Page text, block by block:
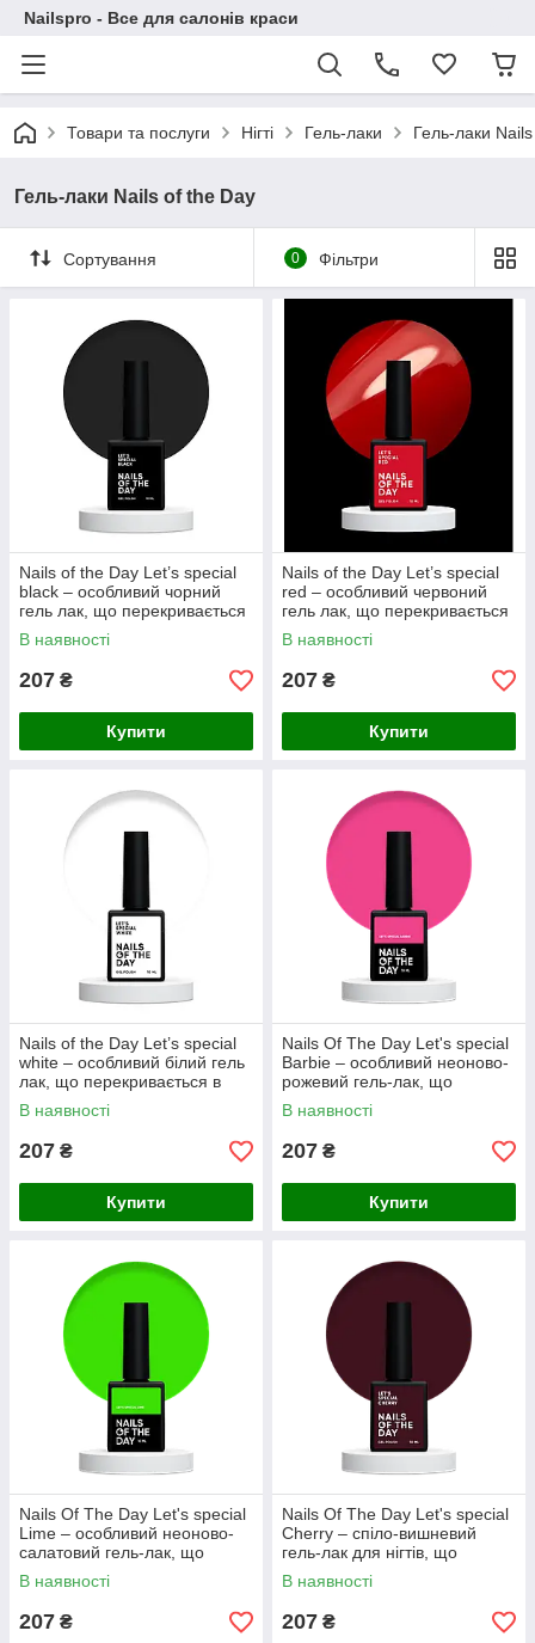
Nailspro - Все для салонів краси
Товари та послуги Нігті Гель-лаки Гель-лаки
Гель-лаки Nails of the Day
Сортування 0 Фільтри
Nails of the Day Let’s special
black – особливий чорний
гель лак, що перекривається
в один шар, 10 мл
В наявності
207 ₴
Купити
Nails of the Day Let’s special
red – особливий червоний
гель лак, що перекривається
в один шар, 10 мл
В наявності
207 ₴
Купити
Nails of the Day Let’s special
white – особливий білий гель
лак, що перекривається в
один шар, 10 мл
В наявності
207 ₴
Купити
Nails Of The Day Let's special
Barbie – особливий неоново-
рожевий гель-лак, що
перекриває в один слой, 10
мл
В наявності
207 ₴
Купити
Nails Of The Day Let's special
Lime – особливий неоново-
салатовий гель-лак, що
перекриває в один слой, 10
мл
В наявності
207 ₴
Nails Of The Day Let's special
Cherry – спіло-вишневий
гель-лак для нігтів, що
перекриває в один слой, 10
мл
В наявності
207 ₴